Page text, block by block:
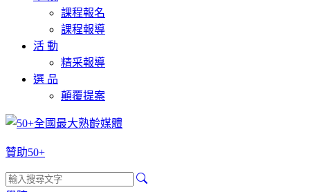
課程報名
課程報導
活 動
精采報導
選 品
顛覆提案
贊助50+